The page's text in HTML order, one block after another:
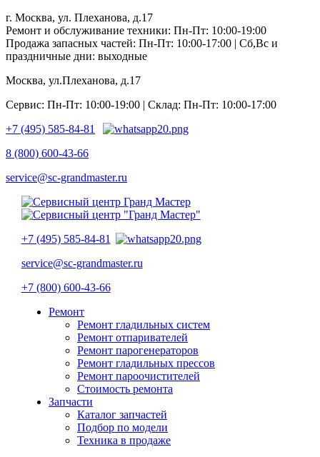
г. Москва, ул. Плеханова, д.17
Ремонт и обслуживание техники: Пн-Пт: 10:00-19:00
Продажа запасных частей: Пн-Пт: 10:00-17:00 | Сб,Вс и
праздничные дни: выходные
Москва, ул.Плеханова, д.17
Сервис: Пн-Пт: 10:00-19:00 | Склад: Пн-Пт: 10:00-17:00
+7 (495) 585-84-81
8 (800) 600-43-66
service@sc-grandmaster.ru
+7 (495) 585-84-81
service@sc-grandmaster.ru
+7 (800) 600-43-66
Ремонт
Ремонт гладильных систем
Ремонт отпаривателей
Ремонт парогенераторов
Ремонт гладильных прессов
Ремонт пароочистителей
Стоимость ремонта
Запчасти
Каталог запчастей
Подбор по модели
Техника в продаже